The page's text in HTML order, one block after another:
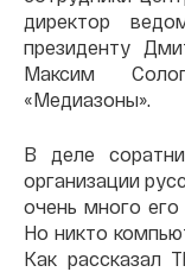
директор
президенту
Максим
«Медиазоны».
В деле
организации
очень много его
Но никто
Как рассказал